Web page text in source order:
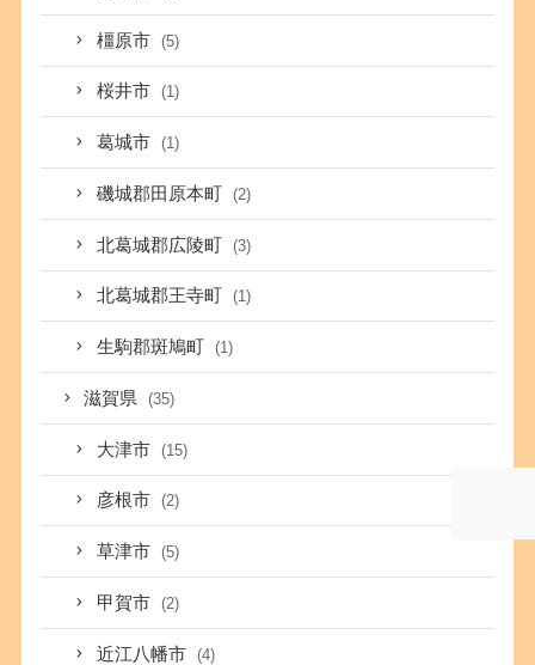
橿原市 (5)
桜井市 (1)
葛城市 (1)
磯城郡田原本町 (2)
北葛城郡広陵町 (3)
北葛城郡王寺町 (1)
生駒郡斑鳩町 (1)
滋賀県 (35)
大津市 (15)
彦根市 (2)
草津市 (5)
甲賀市 (2)
近江八幡市 (4)